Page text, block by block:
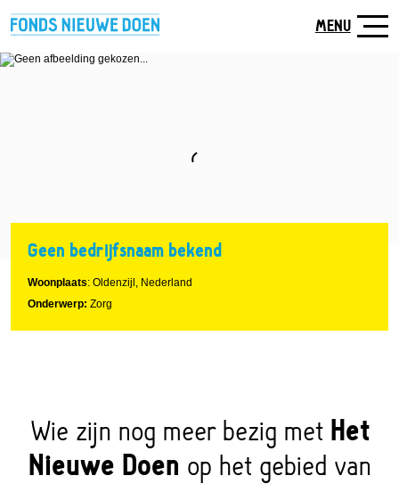
hoofdinhoud
MENU
Geen bedrijfsnaam bekend
Woonplaats: Oldenzijl, Nederland
Onderwerp: Zorg
Wie zijn nog meer bezig met Het
Nieuwe Doen op het gebied van